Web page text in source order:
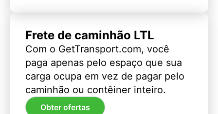
Frete de caminhão LTL
Com o GetTransport.com, você
paga apenas pelo espaço que sua
carga ocupa em vez de pagar pelo
caminhão ou contêiner inteiro.
Obter ofertas